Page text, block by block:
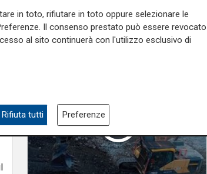
in toto, rifiutare in toto oppure selezionare le
Il consenso prestato può essere revocato
al sito continuerà con l'utilizzo esclusivo di
Rifiuta tutti Preferenze